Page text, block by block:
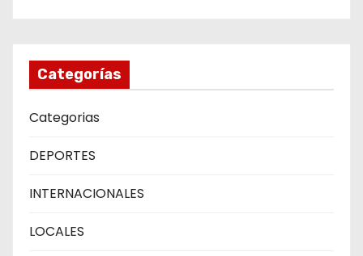
Categorías
Categorias
DEPORTES
INTERNACIONALES
LOCALES